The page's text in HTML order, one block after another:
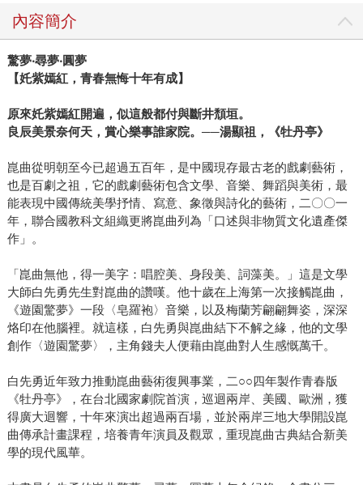
內容簡介
驚夢‧尋夢‧圓夢
【奼紫嫣紅，青春無悔十年有成】
原來奼紫嫣紅開遍，似這般都付與斷井頹垣。
良辰美景奈何天，賞心樂事誰家院。──湯顯祖，《牡丹亭》
崑曲從明朝至今已超過五百年，是中國現存最古老的戲劇藝術，
也是百劇之祖，它的戲劇藝術包含文學、音樂、舞蹈與美術，最
能表現中國傳統美學抒情、寫意、象徵與詩化的藝術，二〇〇一
年，聯合國教科文組織更將崑曲列為「口述與非物質文化遺產傑
作」。
「崑曲無他，得一美字：唱腔美、身段美、詞藻美。」這是文學
大師白先勇先生對崑曲的讚嘆。他十歲在上海第一次接觸崑曲，
《遊園驚夢》一段〈皂羅袍〉音樂，以及梅蘭芳翩翩舞姿，深深
烙印在他腦裡。就這樣，白先勇與崑曲結下不解之緣，他的文學
創作〈遊園驚夢〉，主角錢夫人便藉由崑曲對人生感慨萬千。
白先勇近年致力推動崑曲藝術復興事業，二○○四年製作青春版
《牡丹亭》，在台北國家劇院首演，巡迴兩岸、美國、歐洲，獲
得廣大迴響，十年來演出超過兩百場，並於兩岸三地大學開設崑
曲傳承計畫課程，培養青年演員及觀眾，重現崑曲古典結合新美
學的現代風華。